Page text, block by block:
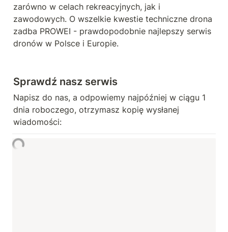
zarówno w celach rekreacyjnych, jak i
zawodowych. O wszelkie kwestie techniczne drona
zadba PROWEI - prawdopodobnie najlepszy serwis
dronów w Polsce i Europie.
Sprawdź nasz serwis
Napisz do nas, a odpowiemy najpóźniej w ciągu 1
dnia roboczego, otrzymasz kopię wysłanej
wiadomości: